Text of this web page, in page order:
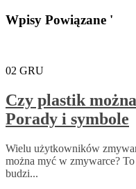
Wpisy Powiązane '
02 GRU
Czy plastik
Porady i symbole
Wielu użytkowników
można myć w zmywarce?
budzi...